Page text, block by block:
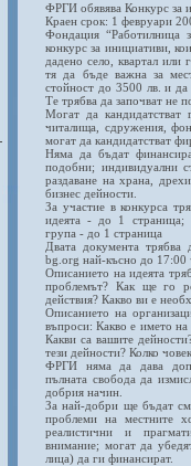
ФРГИ обявява Конкурс за
Краен срок: 1 февруари
Фондация “Работилница
конкурс за инициативи,
дадено село, квартал или
тя да бъде важна за
стойност до 3500 лв. и
Те трябва да започват не
Могат да кандидатстват
читалища, сдружения,
могат да кандидатстват
Няма да бъдат
подобни; индивидуални
раздаване на храна,
бизнес дейности.
За участие в конкурса
идеята - до 1 страница;
група - до 1 страница
Двата документа
bg.org най-късно до 17:00
Описанието на идеята
проблемът? Как ще го
действия? Какво ви е
Описанието на
въпроси: Какво е името на
Какви са вашите
тези дейности? Колко
ФРГИ няма да дава
пълната свобода да
добрия начин.
За най-добри ще бъдат
проблеми на местните
реалистични и
внимание; могат да
лица) да ги финансират.